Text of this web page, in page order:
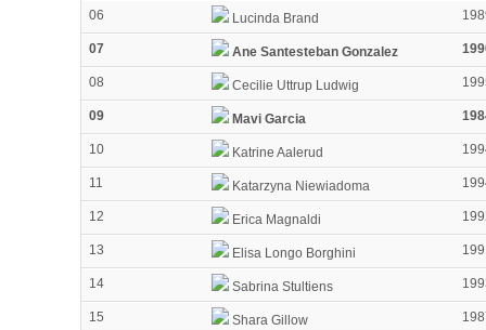
06 Lucinda Brand
07 Ane Santesteban Gonzalez
08 Cecilie Uttrup Ludwig
09 Mavi Garcia
10 Katrine Aalerud
11 Katarzyna Niewiadoma
12 Erica Magnaldi
13 Elisa Longo Borghini
14 Sabrina Stultiens
15 Shara Gillow